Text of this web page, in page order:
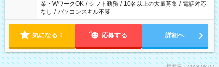
業・WワークOK / シフト勤務 / 10名以上の大量募集 / 電話対応
なし / パソコンスキル不要
気になる！ 応募する 詳細へ